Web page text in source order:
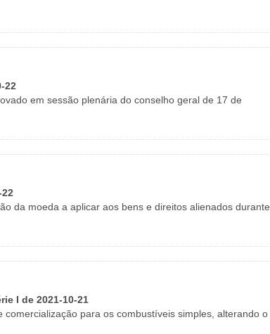
22
em sessão plenária do conselho geral de 17 de
da moeda a aplicar aos bens e direitos alienados durante
I de 2021-10-21
para os combustíveis simples, alterando o